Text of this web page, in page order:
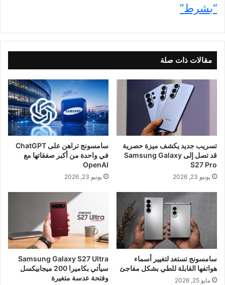
“بشرط”
مقالات ذات صلة
تسريب جديد يكشف ميزة حصرية
قد تصل إلى Samsung Galaxy
S27 Pro
يونيو 23, 2026
سامسونج تراهن على ChatGPT
في واحدة من أكبر صفقاتها مع
OpenAI
يونيو 23, 2026
سامسونج تستعد لتغيير أسماء
هواتفها القابلة للطي بشكل مفاجئ
مايو 25, 2026
Samsung Galaxy S27 Ultra
سيأتي بكاميرا 200 ميجابيكسل
وفتحة عدسة متغيرة